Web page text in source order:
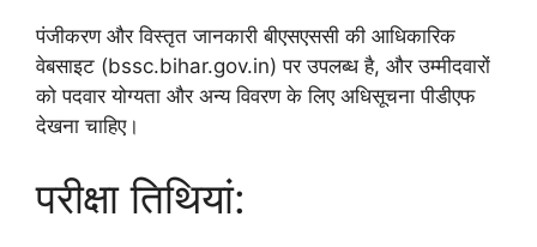
पंजीकरण और विस्तृत जानकारी बीएसएससी की आधिकारिक
वेबसाइट (bssc.bihar.gov.in) पर उपलब्ध है, और उम्मीदवारों
को पदवार योग्यता और अन्य विवरण के लिए अधिसूचना पीडीएफ
देखना चाहिए।
परीक्षा तिथियां: